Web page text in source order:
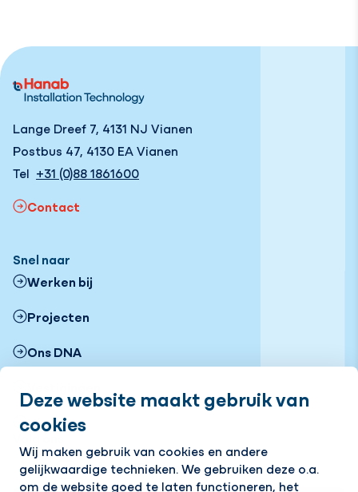
Deze website maakt gebruik van
cookies
Wij maken gebruik van cookies en andere
gelijkwaardige technieken. We gebruiken deze o.a.
om de website goed te laten functioneren, het
Lange Dreef 7, 4131 NJ Vianen
Postbus 47, 4130 EA Vianen
Tel +31 (0)88 1861600
Contact
Snel naar
Werken bij
Projecten
Ons DNA
Nieuws
LinkedInInstagramFacebookYouTubeFlickr